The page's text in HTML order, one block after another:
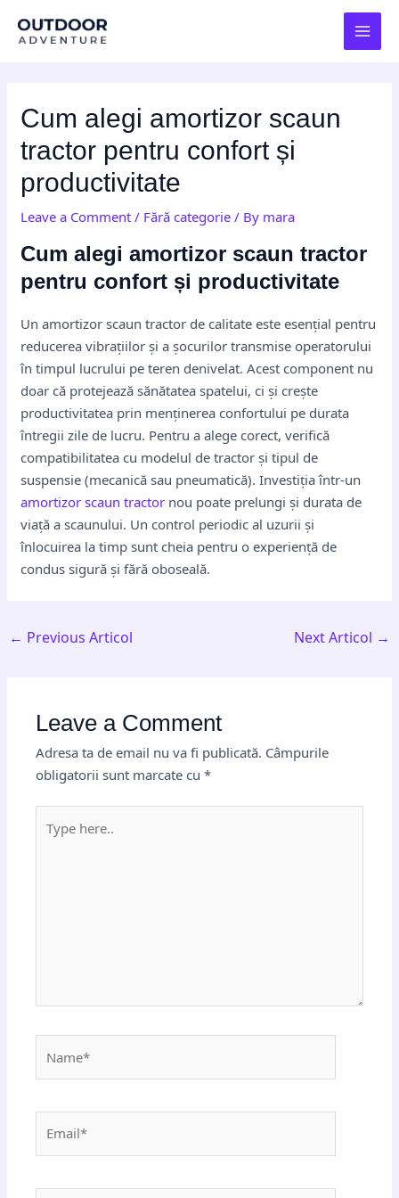
Cum alegi amortizor scaun
tractor pentru confort și
productivitate
Leave a Comment / Fără categorie / By mara
Cum alegi amortizor scaun tractor
pentru confort și productivitate
Un amortizor scaun tractor de calitate este esențial pentru
reducerea vibrațiilor și a șocurilor transmise operatorului
în timpul lucrului pe teren denivelat. Acest component nu
doar că protejează sănătatea spatelui, ci și crește
productivitatea prin menținerea confortului pe durata
întregii zile de lucru. Pentru a alege corect, verifică
compatibilitatea cu modelul de tractor și tipul de
suspensie (mecanică sau pneumatică). Investiția într-un
amortizor scaun tractor nou poate prelungi și durata de
viață a scaunului. Un control periodic al uzurii și
înlocuirea la timp sunt cheia pentru o experiență de
condus sigură și fără oboseală.
navigation
← Previous Articol Next Articol →
Leave a Comment
Adresa ta de email nu va fi publicată. Câmpurile
obligatorii sunt marcate cu*
here..